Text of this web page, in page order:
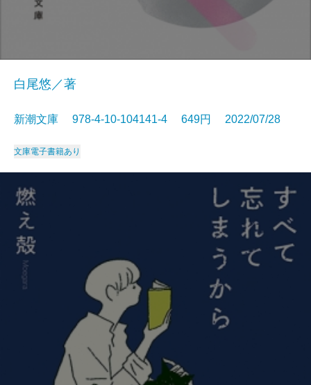
白尾悠／著
新潮文庫 978-4-10-104141-4 649円 2022/07/28
文庫電子書籍あり